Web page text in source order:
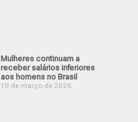
Mulheres continuam a
receber salários inferiores
aos homens no Brasil
10 de março de 2026